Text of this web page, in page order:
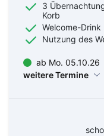
3
Korb
Welcome-Drink
Nutzung des
ab Mo. 05.10.26
weitere Termine